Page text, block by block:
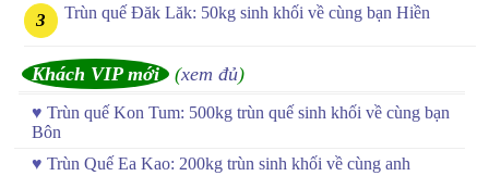
Trùn quế Đăk Lăk: 50kg sinh khối về cùng bạn Hiền
Khách VIP mới (xem đủ)
♥ Trùn quế Kon Tum: 500kg trùn quế sinh khối về cùng bạn
Bôn
♥ Trùn Quế Ea Kao: 200kg trùn sinh khối về cùng anh